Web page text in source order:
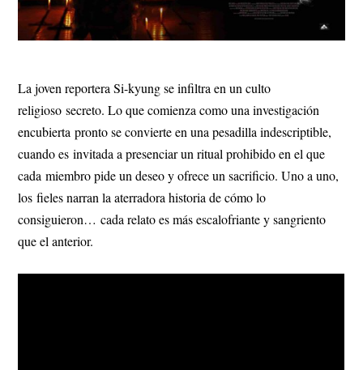
La joven reportera Si-kyung se infiltra en un culto
religioso secreto. Lo que comienza como una investigación
encubierta pronto se convierte en una pesadilla indescriptible,
cuando es invitada a presenciar un ritual prohibido en el que
cada miembro pide un deseo y ofrece un sacrificio. Uno a uno,
los fieles narran la aterradora historia de cómo lo
consiguieron… cada relato es más escalofriante y sangriento
que el anterior.